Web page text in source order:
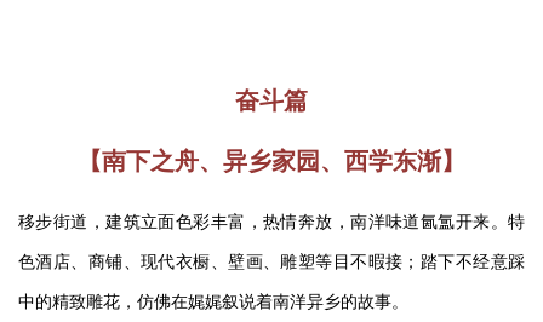
奋斗篇
【南下之舟、异乡家园、西学东渐】
移步街道，建筑立面色彩丰富，热情奔放，南洋味道氤氲开来。特
色酒店、商铺、现代衣橱、壁画、雕塑等目不暇接；踏下不经意踩
中的精致雕花，仿佛在娓娓叙说着南洋异乡的故事。